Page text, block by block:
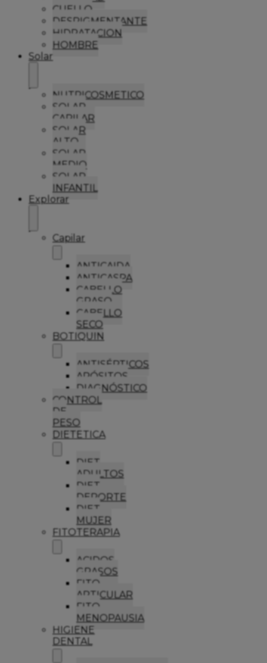
CUELLO
DESPIGMENTANTE
HIDRATACION
HOMBRE
Solar
NUTRICOSMETICO
SOLAR
CAPILAR
SOLAR
ALTO
SOLAR
MEDIO
SOLAR
INFANTIL
Explorar
Capilar
ANTICAIDA
ANTICASPA
CABELLO
GRASO
CABELLO
SECO
BOTIQUIN
ANTISÉPTICOS
APÓSITOS
DIAGNÓSTICO
CONTROL
DE
PESO
DIETETICA
DIET
ADULTOS
DIET
DEPORTE
DIET
MUJER
FITOTERAPIA
ACIDOS
GRASOS
FITO
ARTICULAR
FITO
MENOPAUSIA
HIGIENE
DENTAL